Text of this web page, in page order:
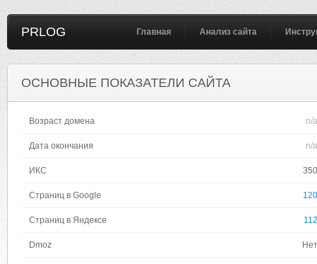
PRLOG Главная Анализ сайта
ОСНОВНЫЕ ПОКАЗАТЕЛИ САЙТА
Возраст домена n/a
Дата окончания n/a
ИКС 350
Страниц в Google 120
Страниц в Яндексе 112
Dmoz Нет